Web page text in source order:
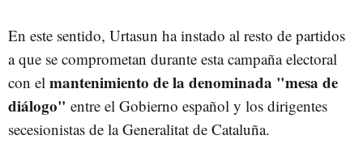
En este sentido, Urtasun ha instado al resto de partidos
a que se comprometan durante esta campaña electoral
con el mantenimiento de la denominada "mesa de
diálogo" entre el Gobierno español y los dirigentes
secesionistas de la Generalitat de Cataluña.